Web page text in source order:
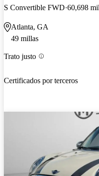
S Convertible FWD 60,698
Atlanta, GA
49 millas
Trato justo
Certificados por terceros